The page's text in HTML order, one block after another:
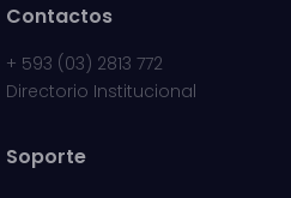
Contactos
+ 593 (03) 2813 772
Directorio Institucional
Soporte